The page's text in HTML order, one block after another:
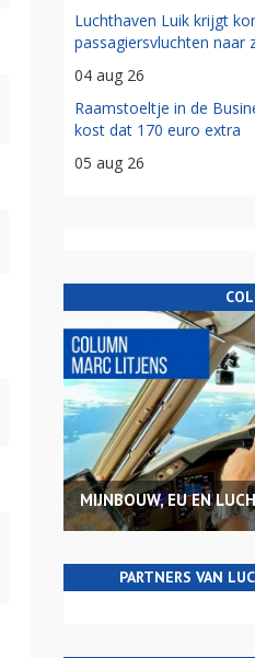
Luchthaven Luik krijgt
passagiersvluchten naar
04 aug 26
Raamstoeltje in de
kost dat 170 euro extra
05 aug 26
MIJNBOUW, EU EN
PARTNERS VAN